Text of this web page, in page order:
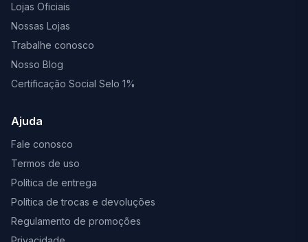
Lojas Oficiais
Nossas Lojas
Trabalhe conosco
Nosso Blog
Certificação Social Selo 1%
Ajuda
Fale conosco
Termos de uso
Política de entrega
Política de trocas e devoluções
Regulamento de promoções